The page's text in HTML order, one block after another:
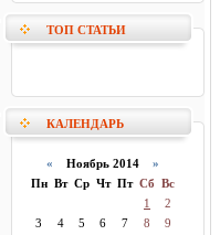
ТОП СТАТЬИ
КАЛЕНДАРЬ
« Ноябрь 2014 »
Пн Вт Ср Чт Пт Сб Вс
1
2
3
4 5 6 7 8
9